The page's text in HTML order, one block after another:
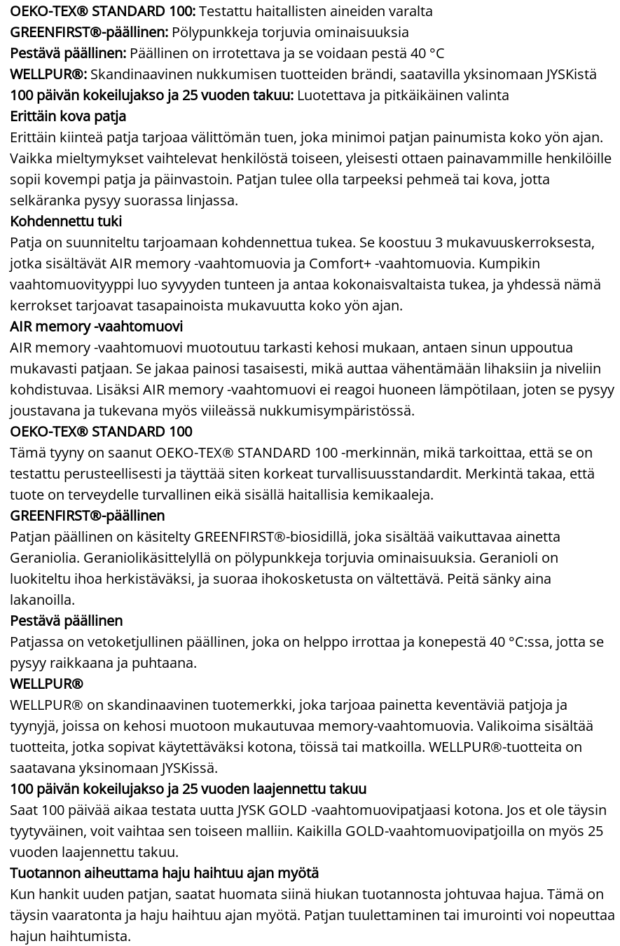
OEKO-TEX® STANDARD 100:Testattu haitallisten aineiden varalta
GREENFIRST®-päällinen: Pölypunkkeja torjuvia ominaisuuksia
Pestävä päällinen: Päällinen on irrotettava ja se voidaan pestä 40 °C
WELLPUR®: Skandinaavinen nukkumisen tuotteiden brändi, saatavilla yksinomaan JYSKistä
100 päivän kokeilujakso ja 25 vuoden takuu: Luotettava ja pitkäikäinen valinta
Erittäin kova patja
Erittäin kiinteä patja tarjoaa välittömän tuen, joka minimoi patjan painumista koko yön ajan.
Vaikka mieltymykset vaihtelevat henkilöstä toiseen, yleisesti ottaen painavammille henkilöille
sopii kovempi patja ja päinvastoin. Patjan tulee olla tarpeeksi pehmeä tai kova, jotta
selkäranka pysyy suorassa linjassa.
Kohdennettu tuki
Patja on suunniteltu tarjoamaan kohdennettua tukea. Se koostuu 3 mukavuuskerroksesta,
jotka sisältävät AIR memory -vaahtomuovia ja Comfort+ -vaahtomuovia. Kumpikin
vaahtomuovityyppi luo syvyyden tunteen ja antaa kokonaisvaltaista tukea, ja yhdessä nämä
kerrokset tarjoavat tasapainoista mukavuutta koko yön ajan.
AIR memory -vaahtomuovi
AIR memory -vaahtomuovi muotoutuu tarkasti kehosi mukaan, antaen sinun uppoutua
mukavasti patjaan. Se jakaa painosi tasaisesti, mikä auttaa vähentämään lihaksiin ja niveliin
kohdistuvaa. Lisäksi AIR memory -vaahtomuovi ei reagoi huoneen lämpötilaan, joten se pysyy
joustavana ja tukevana myös viileässä nukkumisympäristössä.
OEKO-TEX® STANDARD 100
Tämä tyyny on saanut OEKO-TEX® STANDARD 100 -merkinnän, mikä tarkoittaa, että se on
testattu perusteellisesti ja täyttää siten korkeat turvallisuusstandardit. Merkintä takaa, että
tuote on terveydelle turvallinen eikä sisällä haitallisia kemikaaleja.
GREENFIRST®-päällinen
Patjan päällinen on käsitelty GREENFIRST®-biosidillä, joka sisältää vaikuttavaa ainetta
Geraniolia. Geraniolikäsittelyllä on pölypunkkeja torjuvia ominaisuuksia. Geranioli on
luokiteltu ihoa herkistäväksi, ja suoraa ihokosketusta on vältettävä. Peitä sänky aina
lakanoilla.
Pestävä päällinen
Patjassa on vetoketjullinen päällinen, joka on helppo irrottaa ja konepestä 40 °C:ssa, jotta se
pysyy raikkaana ja puhtaana.
WELLPUR®
WELLPUR® on skandinaavinen tuotemerkki, joka tarjoaa painetta keventäviä patjoja ja
tyynyjä, joissa on kehosi muotoon mukautuvaa memory-vaahtomuovia. Valikoima sisältää
tuotteita, jotka sopivat käytettäväksi kotona, töissä tai matkoilla. WELLPUR®-tuotteita on
saatavana yksinomaan JYSKissä.
100 päivän kokeilujakso ja 25 vuoden laajennettu takuu
Saat 100 päivää aikaa testata uutta JYSK GOLD -vaahtomuovipatjaasi kotona. Jos et ole täysin
tyytyväinen, voit vaihtaa sen toiseen malliin. Kaikilla GOLD-vaahtomuovipatjoilla on myös 25
vuoden laajennettu takuu.
Tuotannon aiheuttama haju haihtuu ajan myötä
Kun hankit uuden patjan, saatat huomata siinä hiukan tuotannosta johtuvaa hajua. Tämä on
täysin vaaratonta ja haju haihtuu ajan myötä. Patjan tuulettaminen tai imurointi voi nopeuttaa
hajun haihtumista.